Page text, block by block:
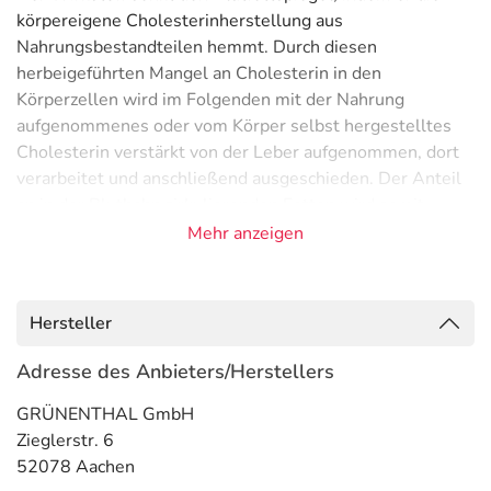
körpereigene Cholesterinherstellung aus
Nahrungsbestandteilen hemmt. Durch diesen
herbeigeführten Mangel an Cholesterin in den
Körperzellen wird im Folgenden mit der Nahrung
aufgenommenes oder vom Körper selbst hergestelltes
Cholesterin verstärkt von der Leber aufgenommen, dort
verarbeitet und anschließend ausgeschieden. Der Anteil
reduziert und deren Anlagerung an die Gefäßinnenwände
verträglichen Variante (sog. HDL-Cholesterin)
verschoben.
Anwendungsgebiete
- Erhöhte Cholesterolwerte
- Vorbeugung gegen Durchblutungsstörungen der
Herzgefäße, wenn bereits ein erhöhtes Risiko für eine
Mehr anzeigen
Hersteller
Adresse des Anbieters/Herstellers
GRÜNENTHAL GmbH
Zieglerstr. 6
52078 Aachen